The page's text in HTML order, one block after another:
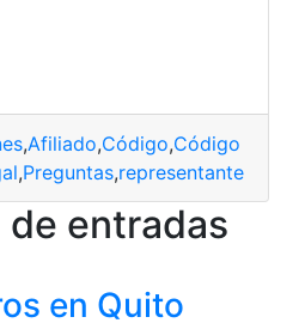
,Afiliado,Código,Código de
,Preguntas,representante
de entradas
en Quito